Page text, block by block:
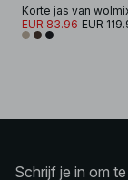
EUR 83.96 EUR
Schrijf je in om